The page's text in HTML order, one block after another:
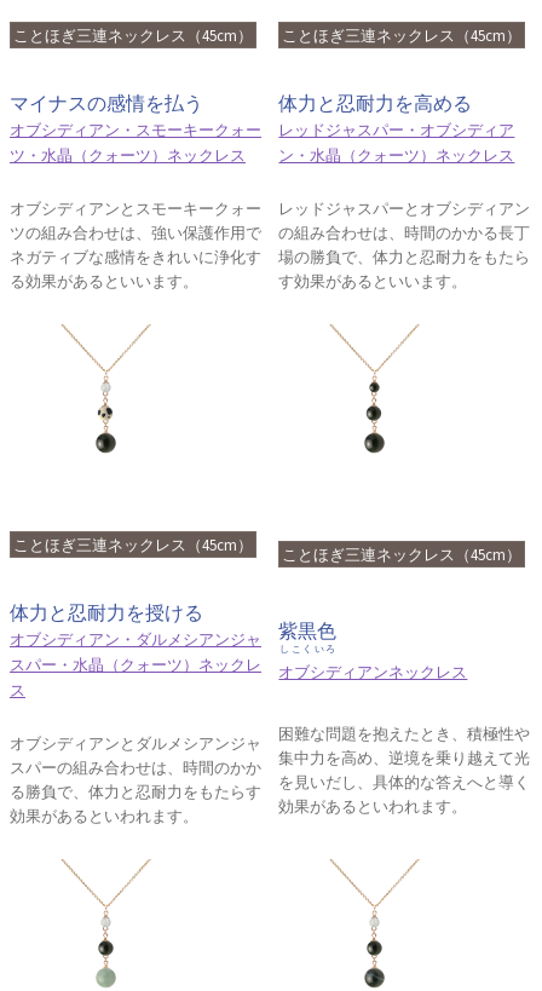
ことほぎ三連ネックレス（45cm）
マイナスの感情を払う
オブシディアン・スモーキークォー
ツ・水晶（クォーツ）ネックレス
オブシディアンとスモーキークォー
ツの組み合わせは、強い保護作用で
ネガティブな感情をきれいに浄化す
る効果があるといいます。
ことほぎ三連ネックレス（45cm）
体力と忍耐力を高める
レッドジャスパー・オブシディア
ン・水晶（クォーツ）ネックレス
レッドジャスパーとオブシディアン
の組み合わせは、時間のかかる長丁
場の勝負で、体力と忍耐力をもたら
す効果があるといいます。
ことほぎ三連ネックレス（45cm）
体力と忍耐力を授ける
オブシディアン・ダルメシアンジャ
スパー・水晶（クォーツ）ネックレ
ス
オブシディアンとダルメシアンジャ
スパーの組み合わせは、時間のかか
る勝負で、体力と忍耐力をもたらす
効果があるといわれます。
ことほぎ三連ネックレス（45cm）
紫黒色
しこくいろ
オブシディアンネックレス
困難な問題を抱えたとき、積極性や
集中力を高め、逆境を乗り越えて光
を見いだし、具体的な答えへと導く
効果があるといわれます。